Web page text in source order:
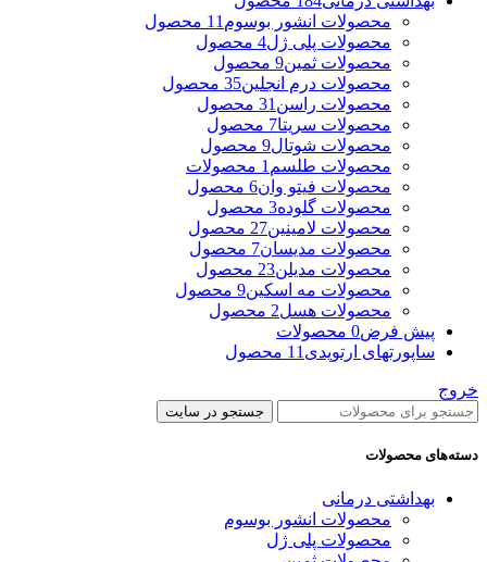
محصولات انشور بوسوم 11 محصول
محصولات پلی ژل4 محصول
محصولات ثمین9 محصول
محصولات درم انجلین35 محصول
محصولات راسن 31 محصول
محصولات سریتا7 محصول
محصولات شوتال9 محصول
محصولات طلسم 1 محصولات
محصولات فیتو وان6 محصول
محصولات گلوده3 محصول
محصولات لامینین27 محصول
محصولات مدیسان7 محصول
محصولات مدیلن23 محصول
محصولات مه اسکین9 محصول
محصولات هسل2 محصول
پیش فرض0 محصولات
ساپورتهای ارتوپدی 11 محصول
خروج
جستجو در سایت
دسته‌های محصولات
بهداشتی درمانی
محصولات انشور بوسوم
محصولات پلی ژل